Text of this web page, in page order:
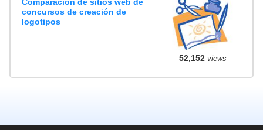
Comparación de sitios web de
concursos de creación de
logotipos
52,152views